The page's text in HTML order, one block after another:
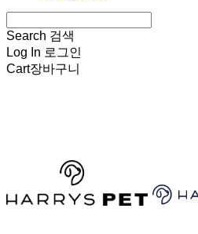
Search 검색
Log In 로그인
Cart장바구니